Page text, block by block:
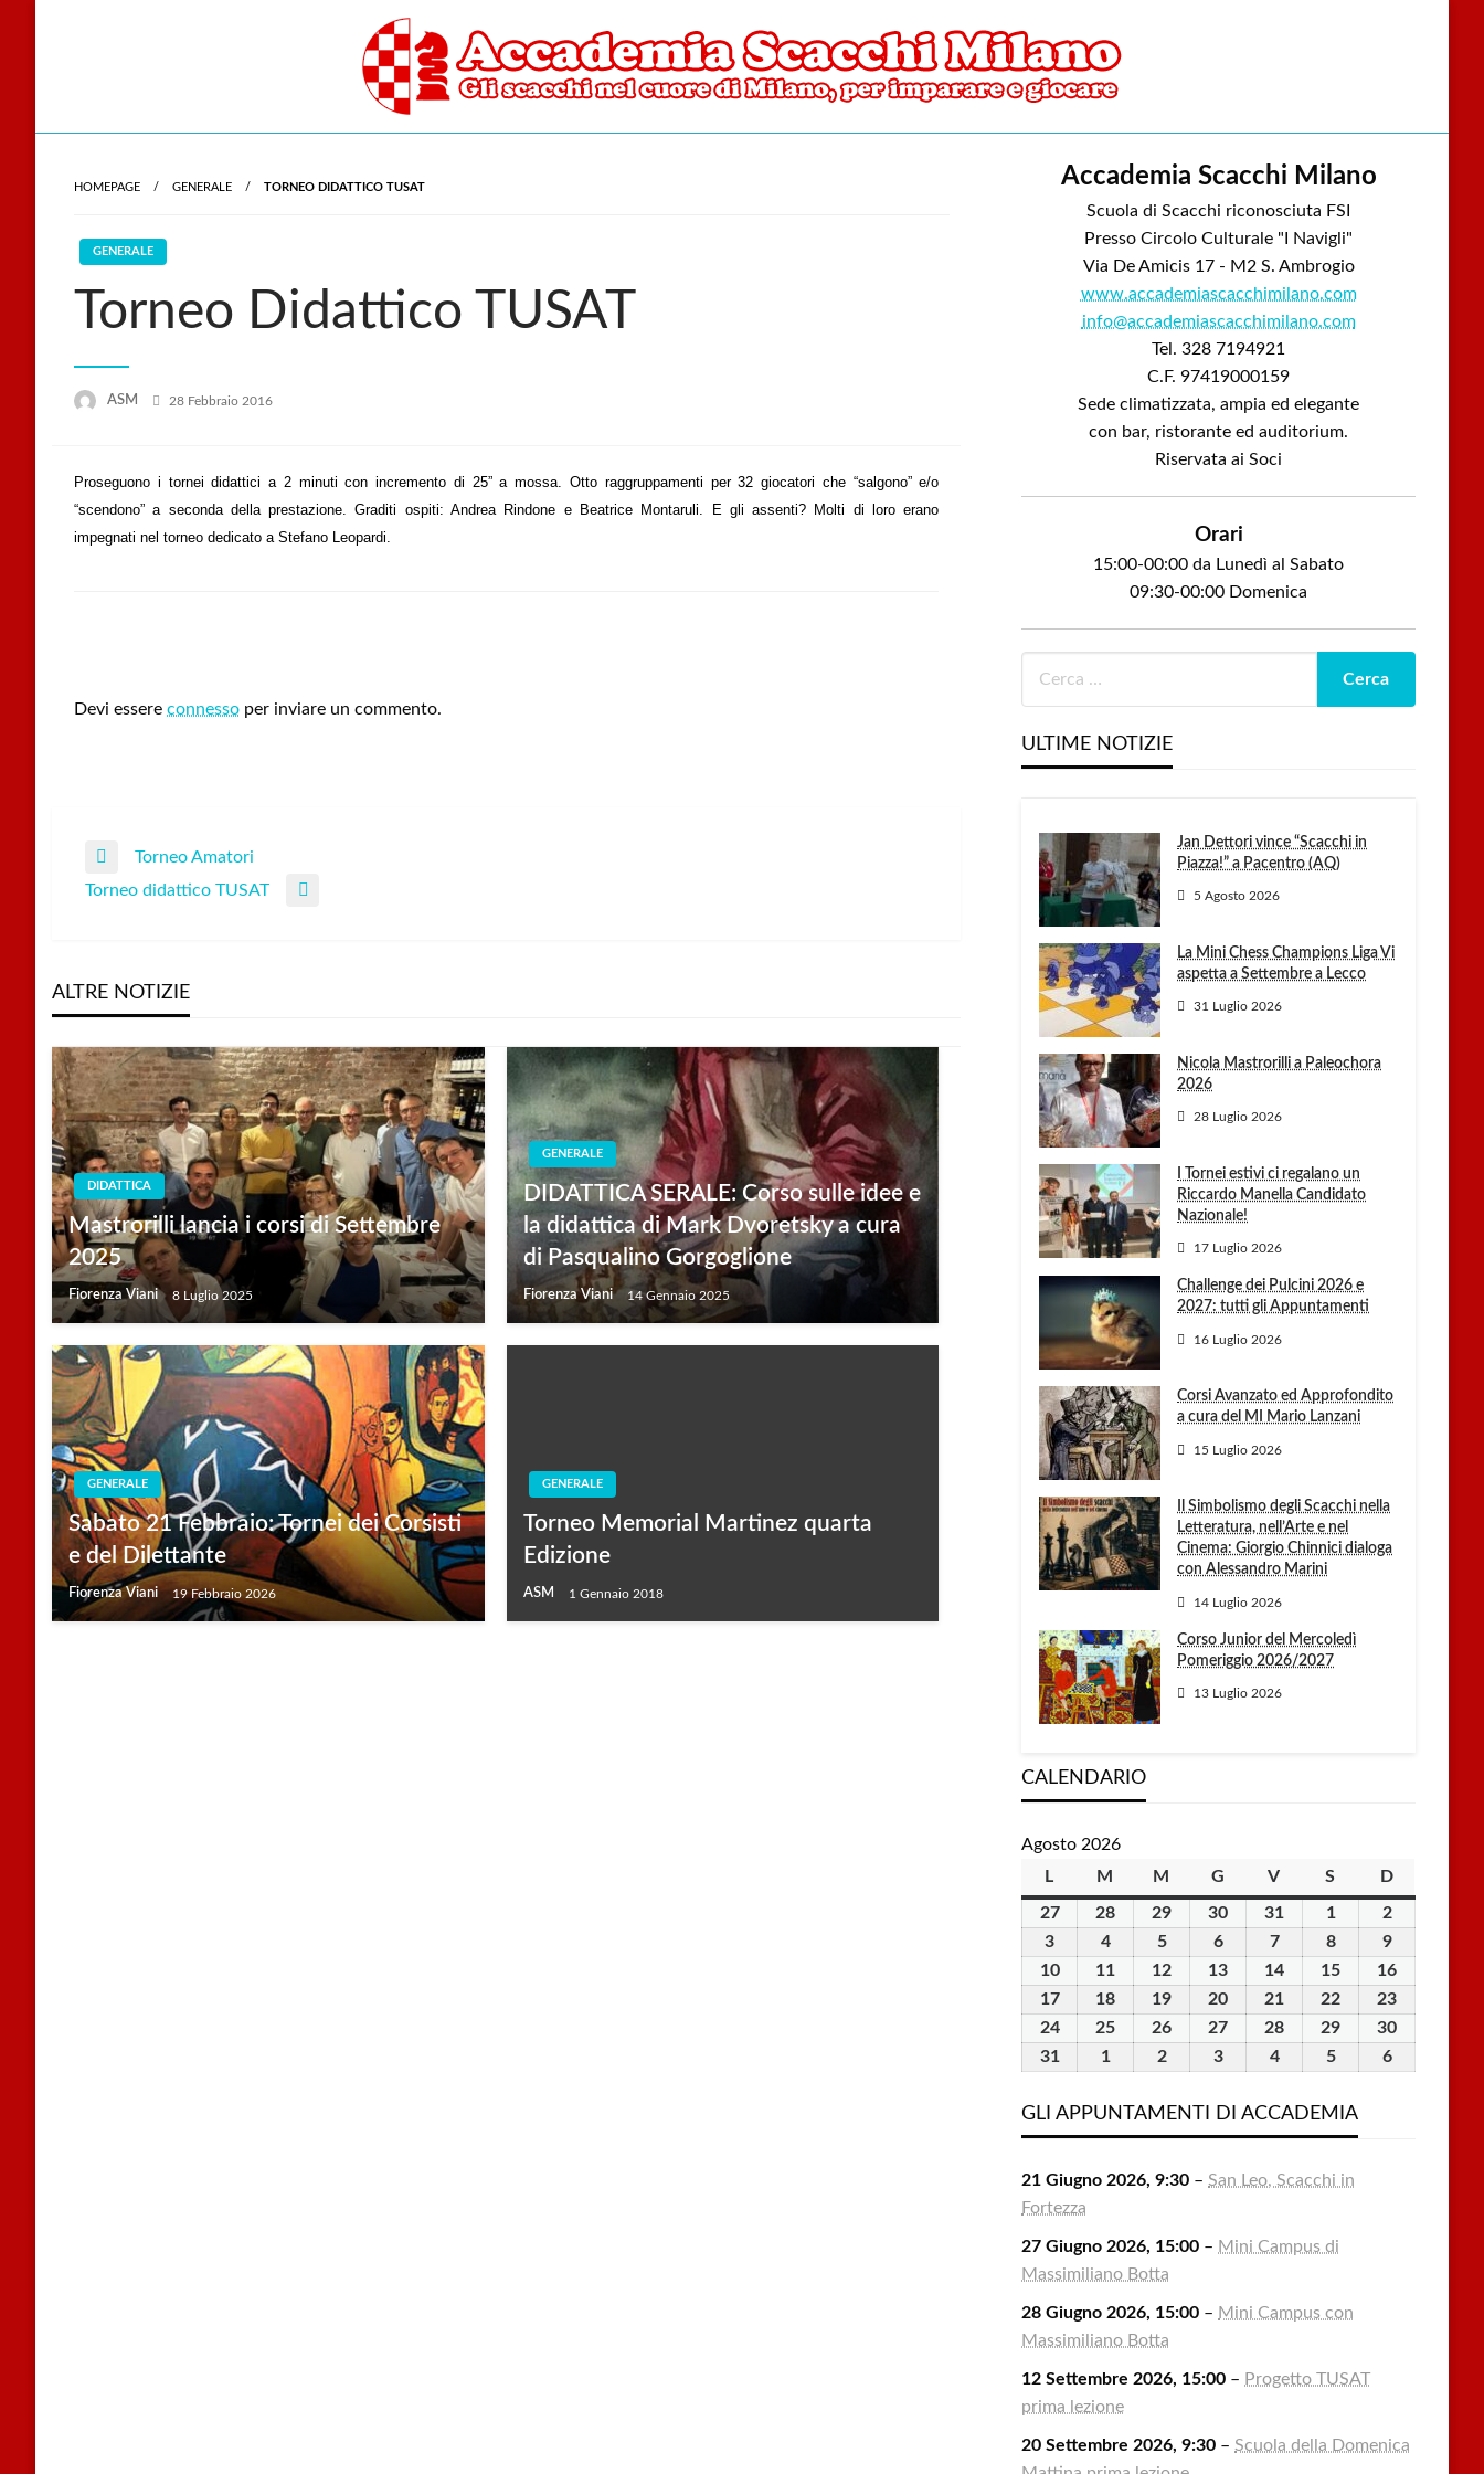
Gli scacchi nel cuore di Milano
HOMEPAGE GENERALE TORNEO DIDATTICO TUSAT
GENERALE
Torneo Didattico TUSAT
ASM
Posted
28 Febbraio 2016
Proseguono i tornei didattici a 2 minuti con incremento di 25” a mossa. Otto raggruppamenti per 32 giocatori che “salgono” e/o
“scendono” a seconda della prestazione. Graditi ospiti: Andrea Rindone e Beatrice Montaruli. E gli assenti? Molti di loro erano
impegnati nel torneo dedicato a Stefano Leopardi.
Devi essere connesso per inviare un commento.
Navigazione
Previous
Post
Torneo Amatori
Next
Torneo didattico TUSAT
ALTRE NOTIZIE
DIDATTICA
Mastrorilli lancia i corsi di Settembre
2025
Fiorenza Viani 8 Luglio 2025
GENERALE
DIDATTICA SERALE: Corso sulle idee e
la didattica di Mark Dvoretsky a cura
di Pasqualino Gorgoglione
Fiorenza Viani 14 Gennaio 2025
GENERALE
Sabato 21 Febbraio: Tornei dei Corsisti
e del Dilettante
Fiorenza Viani 19 Febbraio 2026
GENERALE
Torneo Memorial Martinez quarta
Edizione
ASM 1 Gennaio 2018
Accademia Scacchi Milano
Scuola di Scacchi riconosciuta FSI
Presso Circolo Culturale "I Navigli"
Via De Amicis 17 - M2 S. Ambrogio
www.accademiascacchimilano.com
info@accademiascacchimilano.com
Tel. 328 7194921
C.F. 97419000159
Sede climatizzata, ampia ed elegante
con bar, ristorante ed auditorium.
Riservata ai Soci
Orari
15:00-00:00 da Lunedì al Sabato
09:30-00:00 Domenica
ULTIME NOTIZIE
Jan Dettori vince “Scacchi in
Piazza!” a Pacentro (AQ)
5 Agosto 2026
La Mini Chess Champions Liga Vi
aspetta a Settembre a Lecco
31 Luglio 2026
Nicola Mastrorilli a Paleochora
2026
28 Luglio 2026
I Tornei estivi ci regalano un
Riccardo Manella Candidato
Nazionale!
17 Luglio 2026
Challenge dei Pulcini 2026 e
2027: tutti gli Appuntamenti
16 Luglio 2026
Corsi Avanzato ed Approfondito
a cura del MI Mario Lanzani
15 Luglio 2026
Il Simbolismo degli Scacchi nella
Letteratura, nell’Arte e nel
Cinema: Giorgio Chinnici dialoga
con Alessandro Marini
14 Luglio 2026
Corso Junior del Mercoledì
Pomeriggio 2026/2027
13 Luglio 2026
CALENDARIO
Agosto 2026
L lunedìM martedì
M mercoledì
G giovedì
V venerdì
S sabatoDdomenica
2727
Luglio
2026
28
Luglio
2026
29
Luglio
2026
30
Luglio
2026
31
Luglio
2026
11
Agosto
2026
22
Agosto
2026
3
Agosto
2026
44
Agosto
2026
55
Agosto
2026
66
Agosto
2026
77
Agosto
2026
88
Agosto
2026
99
Agosto
2026
1010
Agosto
2026
11
Agosto
2026
12
Agosto
2026
13
Agosto
2026
14
Agosto
2026
15
Agosto
2026
16
1717
Agosto
18
Agosto
19
Agosto
20
Agosto
21
Agosto
22
Agosto
23
2424
Agosto
25
Agosto
26
Agosto
27
Agosto
28
Agosto
29
Agosto
30
3131
2026
11
2026
22
2026
33
2026
44
2026
55
2026
66
GLI APPUNTAMENTI DI ACCADEMIA
21 Giugno 2026, 9:30 –San Leo, Scacchi in
Fortezza
27 Giugno 2026, 15:00 – Mini Campus di
Massimiliano Botta
28 Giugno 2026, 15:00 – Mini Campus con
Massimiliano Botta
12 Settembre 2026, 15:00 – Progetto TUSAT
prima lezione
20 Settembre 2026, 9:30 –Scuola della Domenica